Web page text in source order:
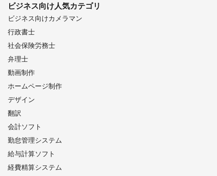
ビジネス向け人気カテゴリ
ビジネス向けカメラマン
行政書士
社会保険労務士
弁理士
動画制作
ホームページ制作
デザイン
翻訳
会計ソフト
勤怠管理システム
給与計算ソフト
経費精算システム